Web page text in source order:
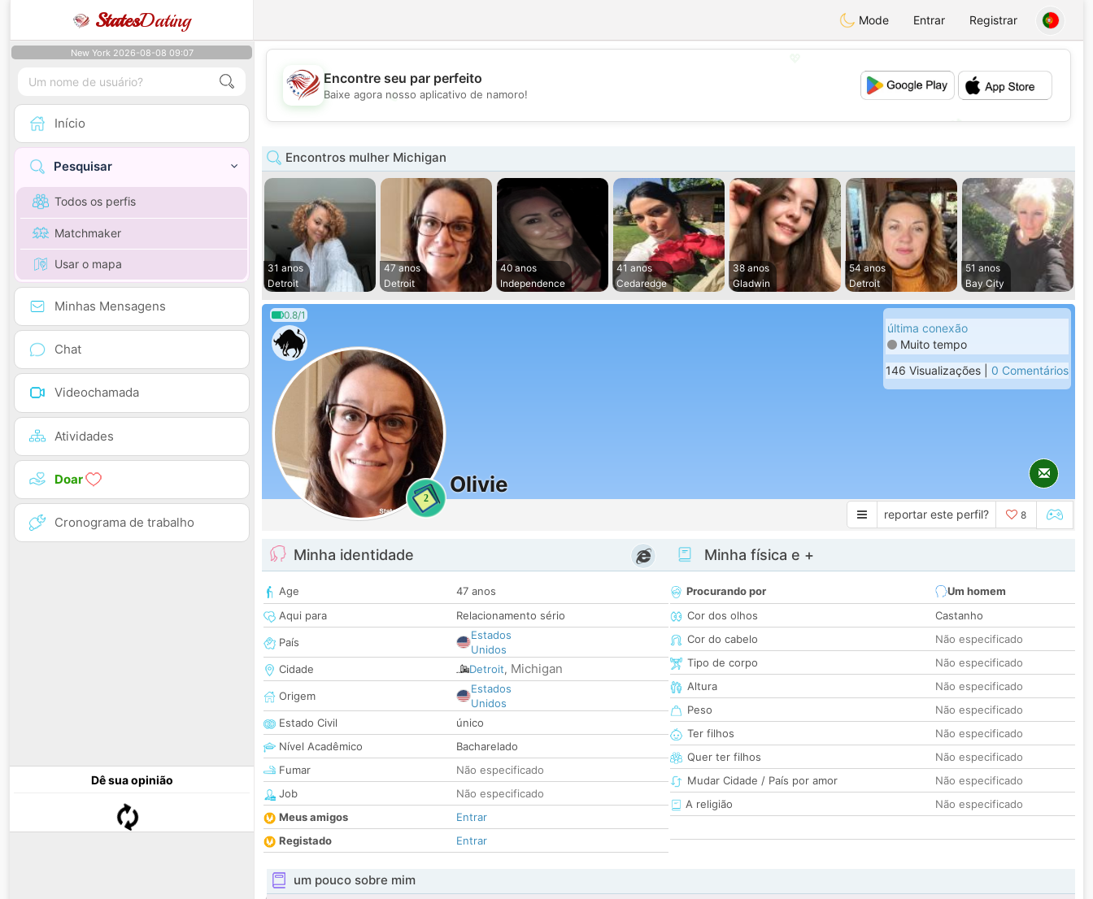
StatesDating Mode Entrar Registrar
New York 2026-08-08 09:07
Início
Pesquisar
Todos os perfis
Matchmaker
Usar o mapa
Minhas Mensagens
Chat
Videochamada
Atividades
Doar
Cronograma de trabalho
Dê sua opinião
💕
Encontre seu par perfeito
Baixe agora nosso aplicativo de namoro!
Encontros mulher Michigan
31 anos
Detroit
47 anos
Detroit
40 anos
Independence
41 anos
Cedaredge
38 anos
Gladwin
54 anos
Detroit
51 anos
Bay City
0.8/1
2
Olivie
última conexão
Muito tempo
146 Visualizações | 0 Comentários
reportar este perfil? 8
Minha identidade
Age
47 anos
Aqui para
Relacionamento sério
País
Estados
Unidos
Cidade
Detroit, Michigan
Origem
Estados
Unidos
Estado Civil
único
Nível Acadêmico
Bacharelado
Fumar
Não especificado
Job
Não especificado
Meus amigos
Entrar
Registado
Entrar
Minha física e +
Procurando por
Um homem
Cor dos olhos
Castanho
Cor do cabelo
Não especificado
Tipo de corpo
Não especificado
Altura
Não especificado
Peso
Não especificado
Ter filhos
Não especificado
Quer ter filhos
Não especificado
Mudar Cidade / País por amor
Não especificado
A religião
Não especificado
um pouco sobre mim